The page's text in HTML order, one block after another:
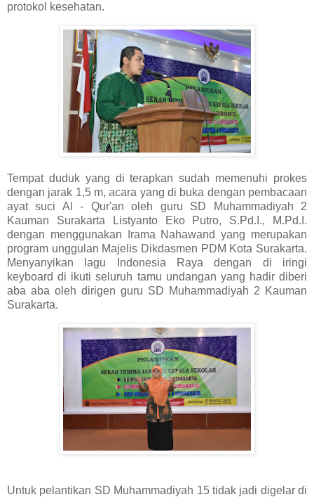
protokol kesehatan.
Tempat duduk yang di terapkan sudah memenuhi prokes
dengan jarak 1,5 m, acara yang di buka dengan pembacaan
ayat suci Al - Qur'an oleh guru SD Muhammadiyah 2
Kauman Surakarta Listyanto Eko Putro, S.Pd.I., M.Pd.I.
dengan menggunakan Irama Nahawand yang merupakan
program unggulan Majelis Dikdasmen PDM Kota Surakarta.
Menyanyikan lagu Indonesia Raya dengan di iringi
keyboard di ikuti seluruh tamu undangan yang hadir diberi
aba aba oleh dirigen guru SD Muhammadiyah 2 Kauman
Surakarta.
Untuk pelantikan SD Muhammadiyah 15 tidak jadi digelar di